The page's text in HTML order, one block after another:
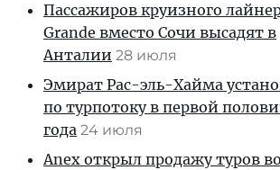
Пассажиров круизного
Grande вместо Сочи высадят в
Анталии 28 июля
Эмират Рас-эль-Хайма
по турпотоку в первой
года 24 июля
Anex открыл продажу туров